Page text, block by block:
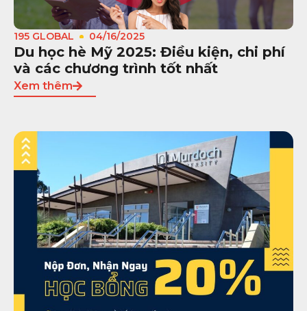
195 GLOBAL 04/16/2025
Du học hè Mỹ 2025: Điều kiện, chi phí
và các chương trình tốt nhất
Xem thêm